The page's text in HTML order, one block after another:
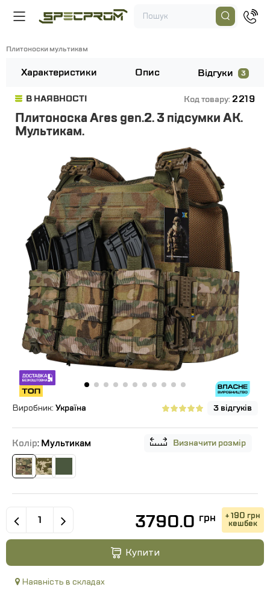
Плитоноски мультикам
Характеристики Опис Відгуки 3
В НАЯВНОСТІ Код товару: 2219
Плитоноска Ares gen.2. 3 підсумки АК.
Мультикам.
3 відгуків
Виробник: Україна
Визначити розмір
Колір: Мультикам
3790.0 грн + 190 грн
кешбек
Купити
Наявність в складах